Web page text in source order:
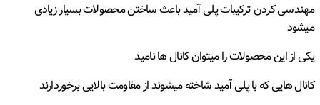
مهندسی کردن ترکیبات پلی آمید باعث ساختن محصولات بسیار زیادی
میشود
یکی از این محصولات را میتوان کانال ها نامید
کانال هایی که با پلی آمید شاخته میشوند از مقاومت بالایی برخوردارند